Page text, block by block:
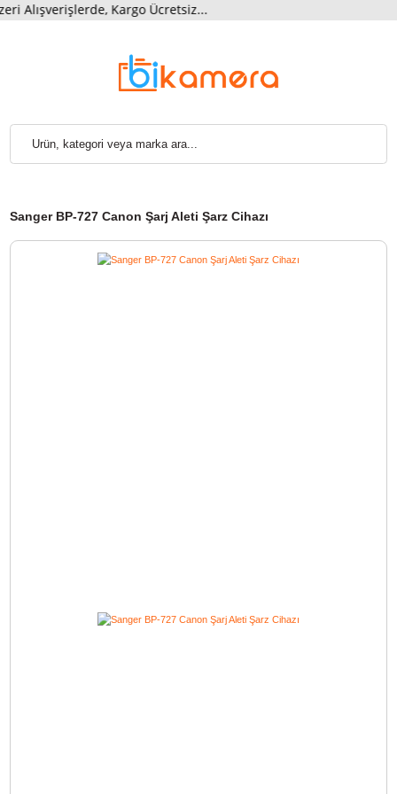
Sanger BP-727 Canon Şarj Aleti Şarz Cihazı
Kargo Ücretsiz...